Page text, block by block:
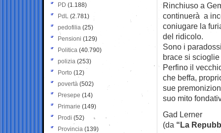
Rinchiuso a
continuerà a
coniugare la
del ridicolo.
Sono i
brace si
Perfino il
che beffa,
sue
suo mito
Gad Lerner
(da “La
PD (1.188)
PdL (2.781)
pedofilia (25)
Pensioni (129)
Politica (40.790)
polizia (253)
Porto (12)
povertà (502)
Presepe (14)
Primarie (149)
Prodi (52)
Provincia (139)